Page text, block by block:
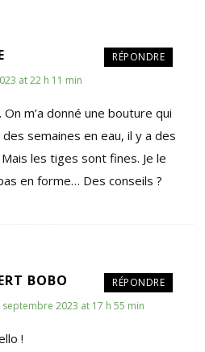
RÉPONDRE
at 22 h 11 min
On m’a donné une bouture qui
semaines en eau, il y a des
les tiges sont fines. Je le
en forme… Des conseils ?
RÉPONDRE
BOBO
septembre 2023 at 17 h 55 min
!